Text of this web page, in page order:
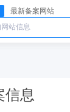
最新备案网站
信息